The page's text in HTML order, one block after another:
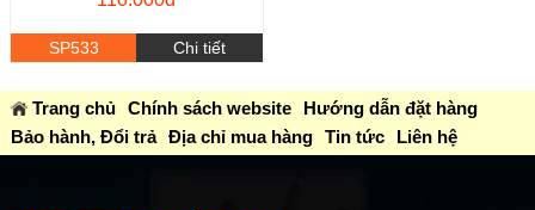
SP533 Chi tiết
Trang chủ Chính sách website
Hướng dẫn đặt hàng
Bảo hành, Đổi trả Địa chỉ mua hàng Tin tức Liên hệ